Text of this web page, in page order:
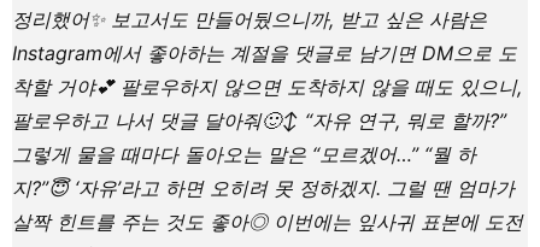
정리했어✨ 보고서도 만들어뒀으니까, 받고 싶은 사람은
Instagram에서 좋아하는 계절을 댓글로 남기면 DM으로 도
착할 거야💕 팔로우하지 않으면 도착하지 않을 때도 있으니,
팔로우하고 나서 댓글 달아줘🙂‍↕️ “자유 연구, 뭐로 할까?”
그렇게 물을 때마다 돌아오는 말은 “모르겠어…” “뭘 하
지?”😇 ‘자유’라고 하면 오히려 못 정하겠지. 그럴 땐 엄마가
살짝 힌트를 주는 것도 좋아◎ 이번에는 잎사귀 표본에 도전